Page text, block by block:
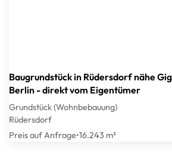
Baugrundstück in Rüdersdorf nähe
Berlin - direkt vom Eigentümer
Grundstück (Wohnbebauung)
Rüdersdorf
Preis auf Anfrage•16.243 m²